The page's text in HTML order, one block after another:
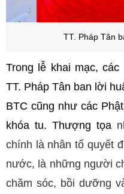
TT. Pháp Tân
Trong lễ khai mạc,
TT. Pháp Tân ban lời
BTC cũng như các
khóa tu. Thượng tọa
chính là nhân tố quyết
nước, là những người
chăm sóc, bồi dưỡng